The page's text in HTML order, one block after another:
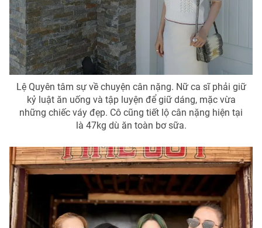
Lệ Quyên tâm sự về chuyện cân nặng. Nữ ca sĩ phải giữ
kỷ luật ăn uống và tập luyện để giữ dáng, mặc vừa
những chiếc váy đẹp. Cô cũng tiết lộ cân nặng hiện tại
là 47kg dù ăn toàn bơ sữa.